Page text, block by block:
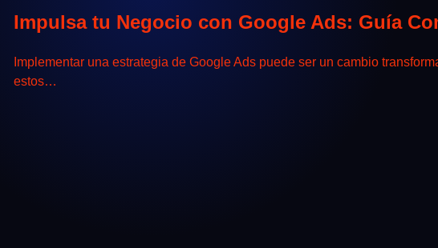
Impulsa tu Negocio con Google Ads: Guía
Implementar una estrategia de Google Ads puede ser un cambio
estos…